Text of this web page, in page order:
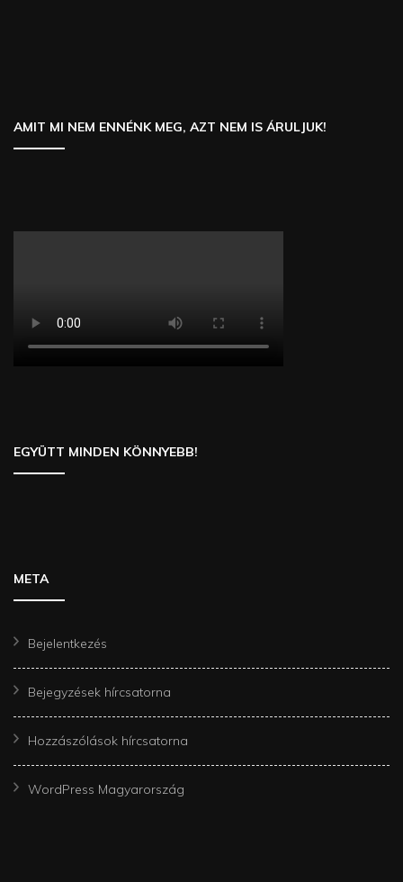
AMIT MI NEM ENNÉNK MEG, AZT NEM IS ÁRULJUK!
EGYÜTT MINDEN KÖNNYEBB!
META
Bejelentkezés
Bejegyzések hírcsatorna
Hozzászólások hírcsatorna
WordPress Magyarország